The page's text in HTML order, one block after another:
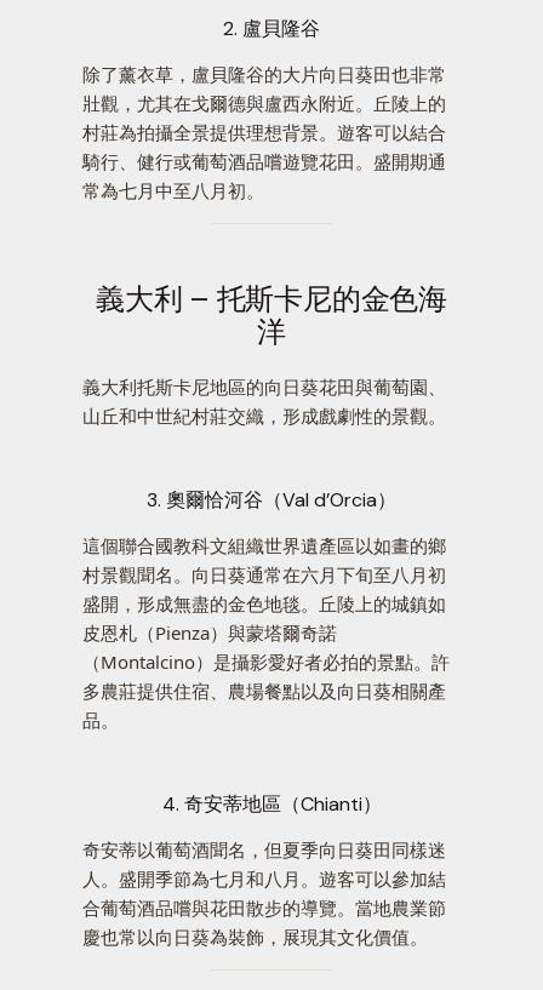
2. 盧貝隆谷
除了薰衣草，盧貝隆谷的大片向日葵田也非常
壯觀，尤其在戈爾德與盧西永附近。丘陵上的
村莊為拍攝全景提供理想背景。遊客可以結合
騎行、健行或葡萄酒品嚐遊覽花田。盛開期通
常為七月中至八月初。
義大利 – 托斯卡尼的金色海
洋
義大利托斯卡尼地區的向日葵花田與葡萄園、
山丘和中世紀村莊交織，形成戲劇性的景觀。
3. 奧爾恰河谷（Val d’Orcia）
這個聯合國教科文組織世界遺產區以如畫的鄉
村景觀聞名。向日葵通常在六月下旬至八月初
盛開，形成無盡的金色地毯。丘陵上的城鎮如
皮恩札（Pienza）與蒙塔爾奇諾
（Montalcino）是攝影愛好者必拍的景點。許
多農莊提供住宿、農場餐點以及向日葵相關產
品。
4. 奇安蒂地區（Chianti）
奇安蒂以葡萄酒聞名，但夏季向日葵田同樣迷
人。盛開季節為七月和八月。遊客可以參加結
合葡萄酒品嚐與花田散步的導覽。當地農業節
慶也常以向日葵為裝飾，展現其文化價值。